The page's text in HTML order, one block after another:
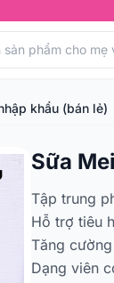
khẩu (bán lẻ)
Sữa
Tập trung
Hỗ trợ tiêu
Tăng
Dạng viên